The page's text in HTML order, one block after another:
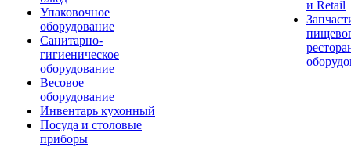
Упаковочное
оборудование
Санитарно-
гигиеническое
оборудование
Весовое
оборудование
Инвентарь кухонный
Посуда и столовые
приборы
и Retail